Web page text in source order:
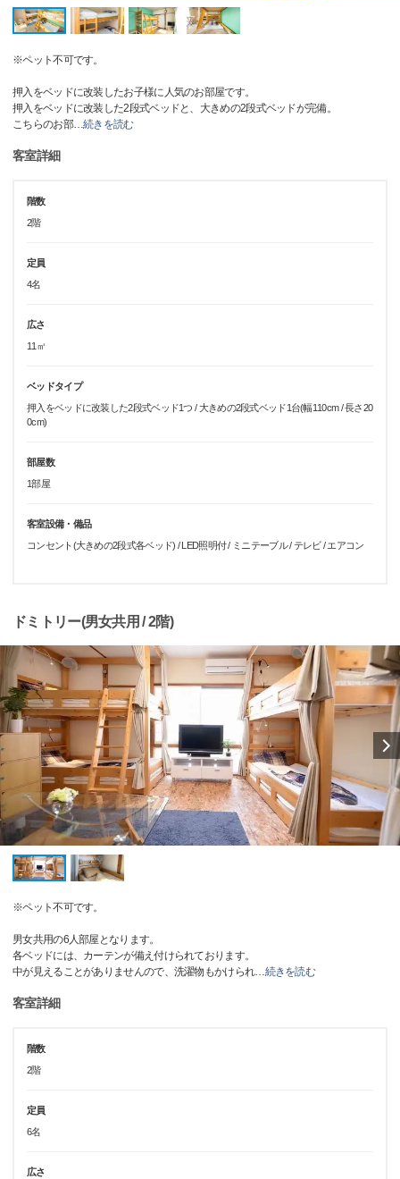
※ペット不可です。
押入をベッドに改装したお子様に人気のお部屋です。
押入をベッドに改装した2段式ベッドと、大きめの2段式ベッドが完備。
こちらのお部…続きを読む
客室詳細
階数
2階
定員
4名
広さ
11㎡
ベッドタイプ
押入をベッドに改装した2段式ベッド1つ / 大きめの2段式ベッド1台(幅110cm / 長さ20
0cm)
部屋数
1部屋
客室設備・備品
コンセント(大きめの2段式各ベッド) / LED照明付 / ミニテーブル / テレビ / エアコン
ドミトリー(男女共用 / 2階)
※ペット不可です。
男女共用の6人部屋となります。
各ベッドには、カーテンが備え付けられております。
中が見えることがありませんので、洗濯物もかけられ…続きを読む
客室詳細
階数
2階
定員
6名
広さ